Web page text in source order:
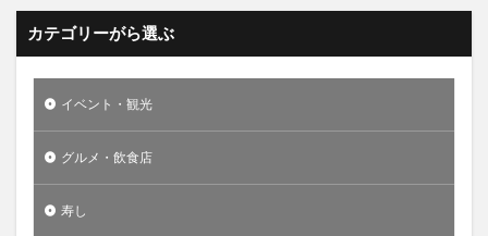
カテゴリーがら選ぶ
イベント・観光
グルメ・飲食店
寿し